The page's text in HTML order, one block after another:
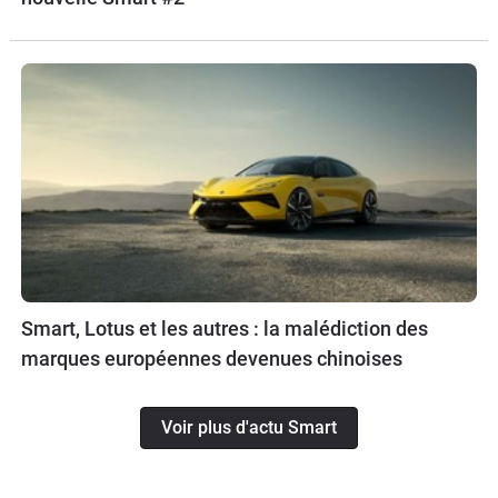
Smart, Lotus et les autres : la malédiction des
marques européennes devenues chinoises
Voir plus d'actu Smart